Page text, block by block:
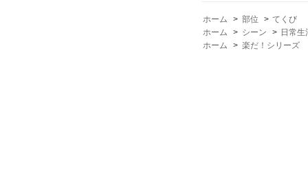
ホーム > 部位 > てくび
ホーム
> シーン > 日常生
ホーム
> 楽だ！シリーズ